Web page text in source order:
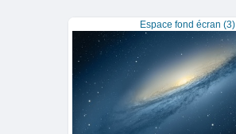
Espace fond écran (3)